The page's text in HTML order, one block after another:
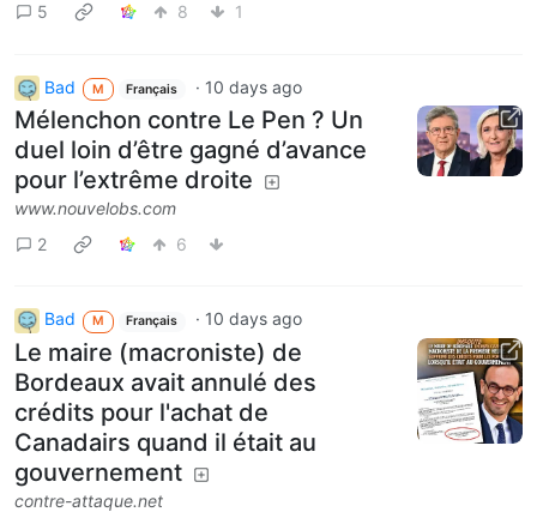
5
8 1
Bad M Français · 10 days ago
Mélenchon contre Le Pen ? Un
duel loin d’être gagné d’avance
pour l’extrême droite
www.nouvelobs.com
2
6
Bad M Français · 10 days ago
Le maire (macroniste) de
Bordeaux avait annulé des
crédits pour l'achat de
Canadairs quand il était au
gouvernement
contre-attaque.net